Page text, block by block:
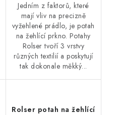
Jedním z faktorů, které
mají vliv na precizně
vyžehlené prádlo, je potah
na žehlící prkno. Potahy
Rolser tvoří 3 vrstvy
různých textilií a poskytují
tak dokonale měkký...
Rolser potah na žehlící